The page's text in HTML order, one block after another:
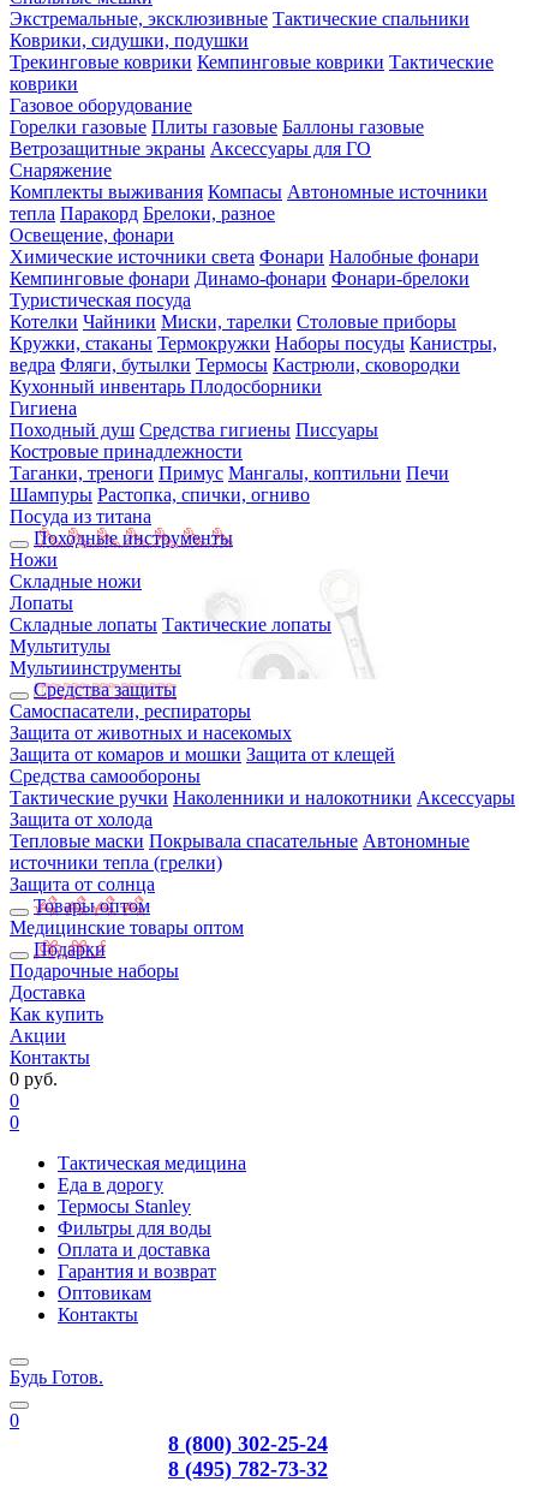
Экстремальные, эксклюзивные Тактические спальники
Коврики, сидушки, подушки
Трекинговые коврики Кемпинговые коврики Тактические
коврики
Газовое оборудование
Горелки газовые Плиты газовые Баллоны газовые
Ветрозащитные экраны Аксессуары для ГО
Снаряжение
Комплекты выживания Компасы Автономные источники
тепла Паракорд Брелоки, разное
Освещение, фонари
Химические источники света Фонари Налобные фонари
Кемпинговые фонари Динамо-фонари Фонари-брелоки
Туристическая посуда
Котелки Чайники Миски, тарелки Столовые приборы
Кружки, стаканы Термокружки Наборы посуды Канистры,
ведра Фляги, бутылки Термосы Кастрюли, сковородки
Кухонный инвентарь Плодосборники
Гигиена
Походный душ Средства гигиены Писсуары
Костровые принадлежности
Таганки, треноги Примус Мангалы, коптильни Печи
Шампуры Растопка, спички, огниво
Посуда из титана
Походные инструменты
Ножи
Складные ножи
Лопаты
Складные лопаты Тактические лопаты
Мультитулы
Мультиинструменты
Средства защиты
Самоспасатели, респираторы
Защита от животных и насекомых
Защита от комаров и мошки Защита от клещей
Средства самообороны
Тактические ручки Наколенники и налокотники Аксессуары
Защита от холода
Тепловые маски Покрывала спасательные Автономные
источники тепла (грелки)
Защита от солнца
Товары оптом
Медицинские товары оптом
Подарки
Подарочные наборы
Доставка
Как купить
Акции
Контакты
0 руб.
0
0
Тактическая медицина
Еда в дорогу
Термосы Stanley
Фильтры для воды
Оплата и доставка
Гарантия и возврат
Оптовикам
Контакты
Будь Готов.
0
8 (800) 302-25-24
8 (495) 782-73-32